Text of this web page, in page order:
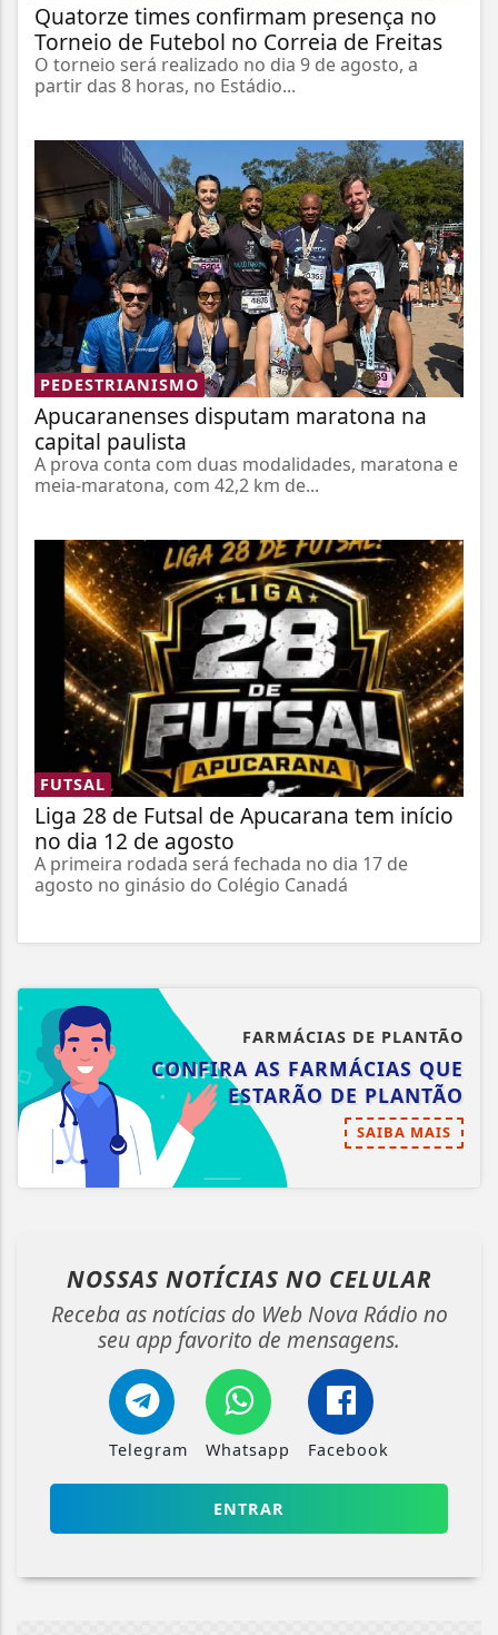
Quatorze times confirmam presença no
Torneio de Futebol no Correia de Freitas
O torneio será realizado no dia 9 de agosto, a
partir das 8 horas, no Estádio...
PEDESTRIANISMO
Apucaranenses disputam maratona na
capital paulista
A prova conta com duas modalidades, maratona e
meia-maratona, com 42,2 km de...
FUTSAL
Liga 28 de Futsal de Apucarana tem início
no dia 12 de agosto
A primeira rodada será fechada no dia 17 de
agosto no ginásio do Colégio Canadá
FARMÁCIAS DE PLANTÃO
CONFIRA AS FARMÁCIAS QUE
ESTARÃO DE PLANTÃO
SAIBA MAIS
NOSSAS NOTÍCIAS NO CELULAR
Receba as notícias do Web Nova Rádio no
seu app favorito de mensagens.
Telegram Whatsapp Facebook
ENTRAR